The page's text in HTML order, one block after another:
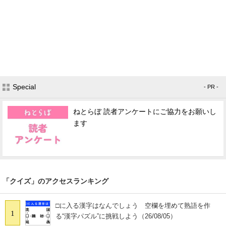
Special - PR -
ねとらぼ 読者アンケートにご協力をお願いし
ます
「クイズ」のアクセスランキング
1
□に入る漢字はなんでしょう 空欄を埋めて熟語を作
る“漢字パズル”に挑戦しよう（26/08/05）